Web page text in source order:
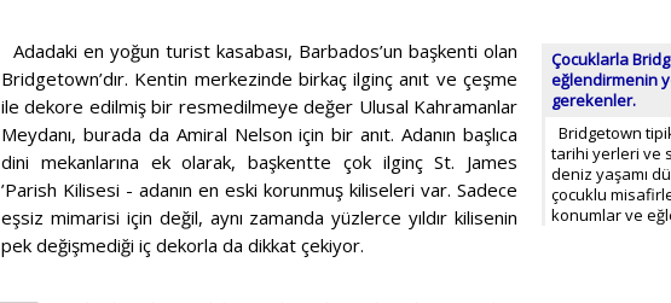
Çocuklarla
eğlendirmenin
gerekenler.
Bridgetown
tarihi yerleri ve
deniz yaşamı
çocuklu
konumlar ve
Adadaki en yoğun turist kasabası, Barbados’un başkenti olan
Bridgetown’dır. Kentin merkezinde birkaç ilginç anıt ve çeşme
ile dekore edilmiş bir resmedilmeye değer Ulusal Kahramanlar
Meydanı, burada da Amiral Nelson için bir anıt. Adanın başlıca
dini mekanlarına ek olarak, başkentte çok ilginç St. James
’Parish Kilisesi - adanın en eski korunmuş kiliseleri var. Sadece
eşsiz mimarisi için değil, aynı zamanda yüzlerce yıldır kilisenin
pek değişmediği iç dekorla da dikkat çekiyor.